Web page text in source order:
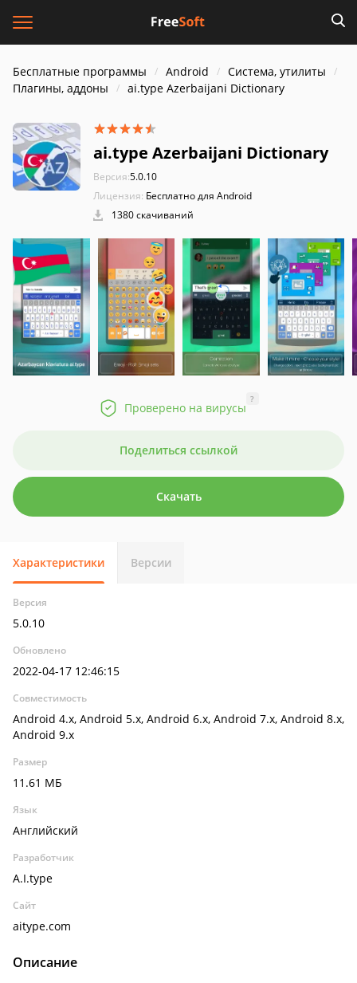
Бесплатные программы Android
Система, утилиты
Плагины, аддоны
ai.type Azerbaijani Dictionary
ai.type Azerbaijani Dictionary
Версия:5.0.10
Лицензия: Бесплатно для Android
1380 скачиваний
Проверено на вирусы
?
Поделиться ссылкой
Скачать
Характеристики Версии
Версия
5.0.10
Обновлено
2022-04-17 12:46:15
Совместимость
Android 4.x, Android 5.x, Android 6.x, Android 7.x, Android 8.x,
Android 9.x
Размер
11.61 МБ
Язык
Английский
Разработчик
A.I.type
Сайт
aitype.com
Описание